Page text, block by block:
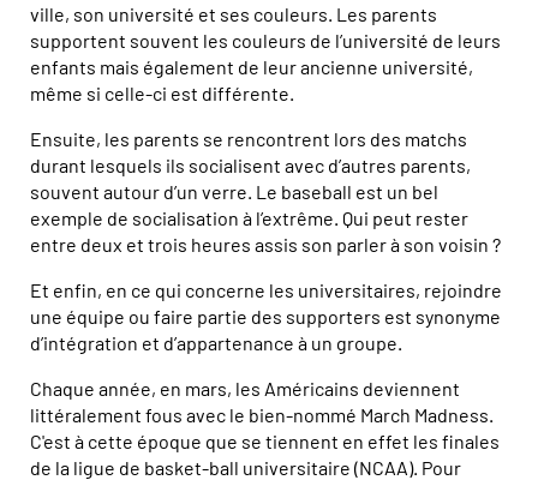
ville, son université et ses couleurs. Les parents
supportent souvent les couleurs de l’université de leurs
enfants mais également de leur ancienne université,
même si celle-ci est différente.
Ensuite, les parents se rencontrent lors des matchs
durant lesquels ils socialisent avec d’autres parents,
souvent autour d’un verre. Le baseball est un bel
exemple de socialisation à l’extrême. Qui peut rester
entre deux et trois heures assis son parler à son voisin ?
Et enfin, en ce qui concerne les universitaires, rejoindre
une équipe ou faire partie des supporters est synonyme
d’intégration et d’appartenance à un groupe.
Chaque année, en mars, les Américains deviennent
littéralement fous avec le bien-nommé March Madness.
C'est à cette époque que se tiennent en effet les finales
de la ligue de basket-ball universitaire (NCAA). Pour